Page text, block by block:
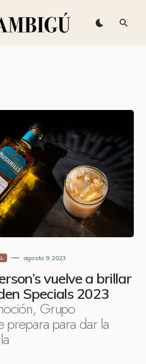
agosto 9, 2023
vuelve a brillar
Specials 2023
Grupo
prepara para dar la